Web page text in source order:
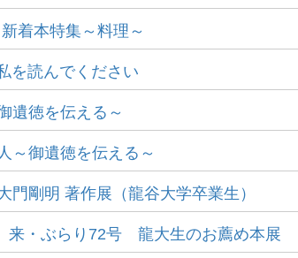
着本特集～料理～
を読んでください
遺徳を伝える～
御遺徳を伝える～
剛明 著作展（龍谷大学卒業生）
来・ぶらり72号 龍大生のお薦め本展